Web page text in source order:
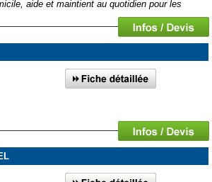
aide et maintient au quotidien pour les